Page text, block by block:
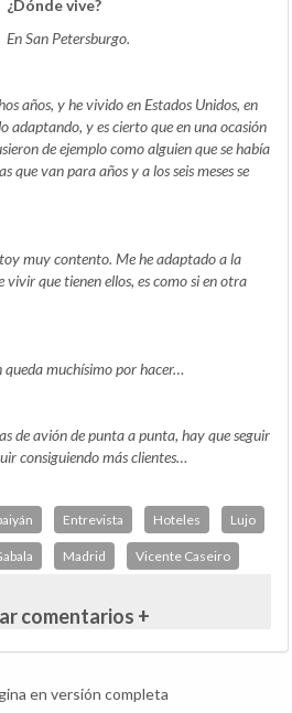
¿Dónde vive?
En San Petersburgo.
años, y he vivido en Estados Unidos, en
adaptando, y es cierto que en una ocasión
de ejemplo como alguien que se había
que van para años y a los seis meses se
muy contento. Me he adaptado a la
que tienen ellos, es como si en otra
muchísimo por hacer…
de avión de punta a punta, hay que seguir
consiguiendo más clientes…
Entrevista Hoteles Lujo
Madrid Vicente Caseiro
comentarios +
en versión completa